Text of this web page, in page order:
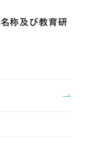
名称及び教育研